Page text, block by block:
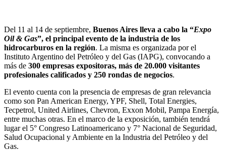
Del 11 al 14 de septiembre, Buenos Aires lleva a cabo la “Expo
Oil & Gas”, el principal evento de la industria de los
hidrocarburos en la región. La misma es organizada por el
Instituto Argentino del Petróleo y del Gas (IAPG), convocando a
más de 300 empresas expositoras, más de 20.000 visitantes
profesionales calificados y 250 rondas de negocios.
El evento cuenta con la presencia de empresas de gran relevancia
como son Pan American Energy, YPF, Shell, Total Energies,
Tecpetrol, United Airlines, Chevron, Exxon Mobil, Pampa Energía,
entre muchas otras. En el marco de la exposición, también tendrá
lugar el 5° Congreso Latinoamericano y 7° Nacional de Seguridad,
Salud Ocupacional y Ambiente en la Industria del Petróleo y del
Gas.